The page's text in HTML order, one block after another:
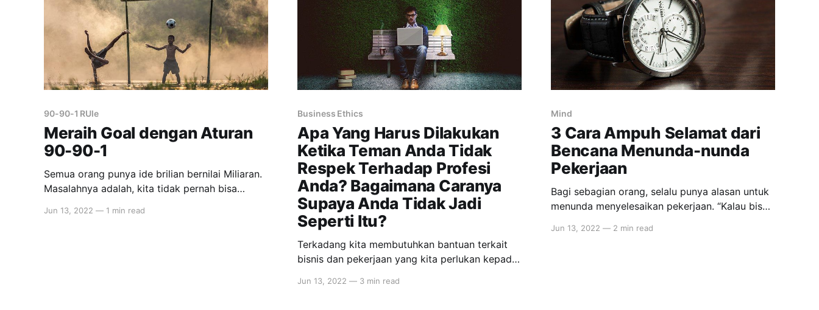
90-90-1 RUle
Meraih Goal dengan Aturan
90-90-1
Semua orang punya ide brilian bernilai Miliaran.
Masalahnya adalah, kita tidak pernah bisa
begitu banyak distraksi, seperti media sosial,
Jun 13, 2022 — 1 min read
Business Ethics
Apa Yang Harus Dilakukan
Ketika Teman Anda Tidak
Respek Terhadap Profesi
Anda? Bagaimana Caranya
Supaya Anda Tidak Jadi
Seperti Itu?
Terkadang kita membutuhkan bantuan terkait
bisnis dan pekerjaan yang kita perlukan kepada
oleh teman kita menyelesaikan problem
Jun 13, 2022 — 3 min read
Mind
3 Cara Ampuh Selamat dari
Bencana Menunda-nunda
Pekerjaan
Bagi sebagian orang, selalu punya alasan untuk
menunda menyelesaikan pekerjaan. “Kalau bisa
ini?”. Familiar? Alasannya bisa bermacam-
Jun 13, 2022 — 2 min read